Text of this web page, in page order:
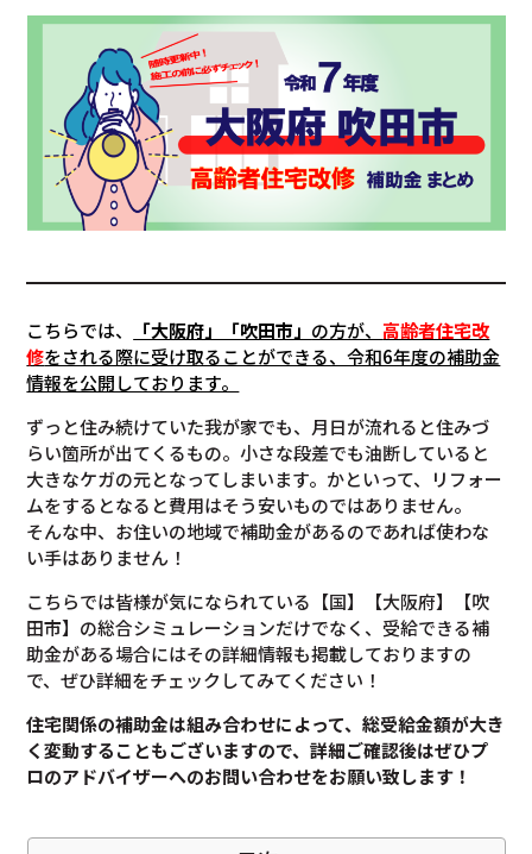
こちらでは、 「大阪府」「吹田市 」 の方が、 高齢者住宅改
修をされる際に受け取ることができる、令和6年度の補助金
情報を公開しております。
ずっと住み続けていた我が家でも、月日が流れると住みづ
らい箇所が出てくるもの。小さな段差でも油断していると
大きなケガの元となってしまいます。かといって、リフォー
ムをするとなると費用はそう安いものではありません。
そんな中、お住いの地域で補助金があるのであれば使わな
い手はありません！
こちらでは皆様が気になられている【国】【大阪府】【吹
田市】の総合シミュレーションだけでなく、受給できる補
助金がある場合にはその詳細情報も掲載しておりますの
で、ぜひ詳細をチェックしてみてください！
住宅関係の補助金は組み合わせによって、総受給金額が大き
く変動することもございますので、詳細ご確認後はぜひプ
ロのアドバイザーへのお問い合わせをお願い致します！